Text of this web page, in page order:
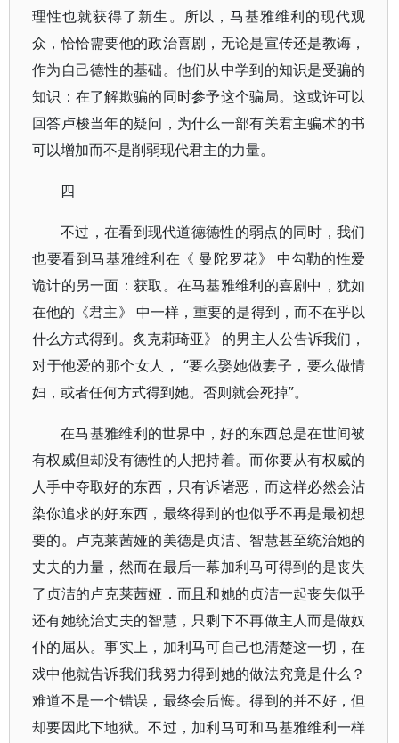
理性也就获得了新生。所以，马基雅维利的现代观
众，恰恰需要他的政治喜剧，无论是宣传还是教诲，
作为自己德性的基础。他们从中学到的知识是受骗的
知识：在了解欺骗的同时参予这个骗局。这或许可以
回答卢梭当年的疑问，为什么一部有关君主骗术的书
可以增加而不是削弱现代君主的力量。
四
不过，在看到现代道德德性的弱点的同时，我们
也要看到马基雅维利在《 曼陀罗花》 中勾勒的性爱
诡计的另一面：获取。在马基雅维利的喜剧中，犹如
在他的《君主》 中一样，重要的是得到，而不在乎以
什么方式得到。炙克莉琦亚》 的男主人公告诉我们，
对于他爱的那个女人， “要么娶她做妻子，要么做情
妇，或者任何方式得到她。否则就会死掉”。
在马基雅维利的世界中，好的东西总是在世间被
有权威但却没有德性的人把持着。而你要从有权威的
人手中夺取好的东西，只有诉诸恶，而这样必然会沾
染你追求的好东西，最终得到的也似乎不再是最初想
要的。卢克莱茜娅的美德是贞洁、智慧甚至统治她的
丈夫的力量，然而在最后一幕加利马可得到的是丧失
了贞洁的卢克莱茜娅．而且和她的贞洁一起丧失似乎
还有她统治丈夫的智慧，只剩下不再做主人而是做奴
仆的屈从。事实上，加利马可自己也清楚这一切，在
戏中他就告诉我们我努力得到她的做法究竟是什么？
难道不是一个错误，最终会后悔。得到的并不好，但
却要因此下地狱。不过，加利马可和马基雅维利一样